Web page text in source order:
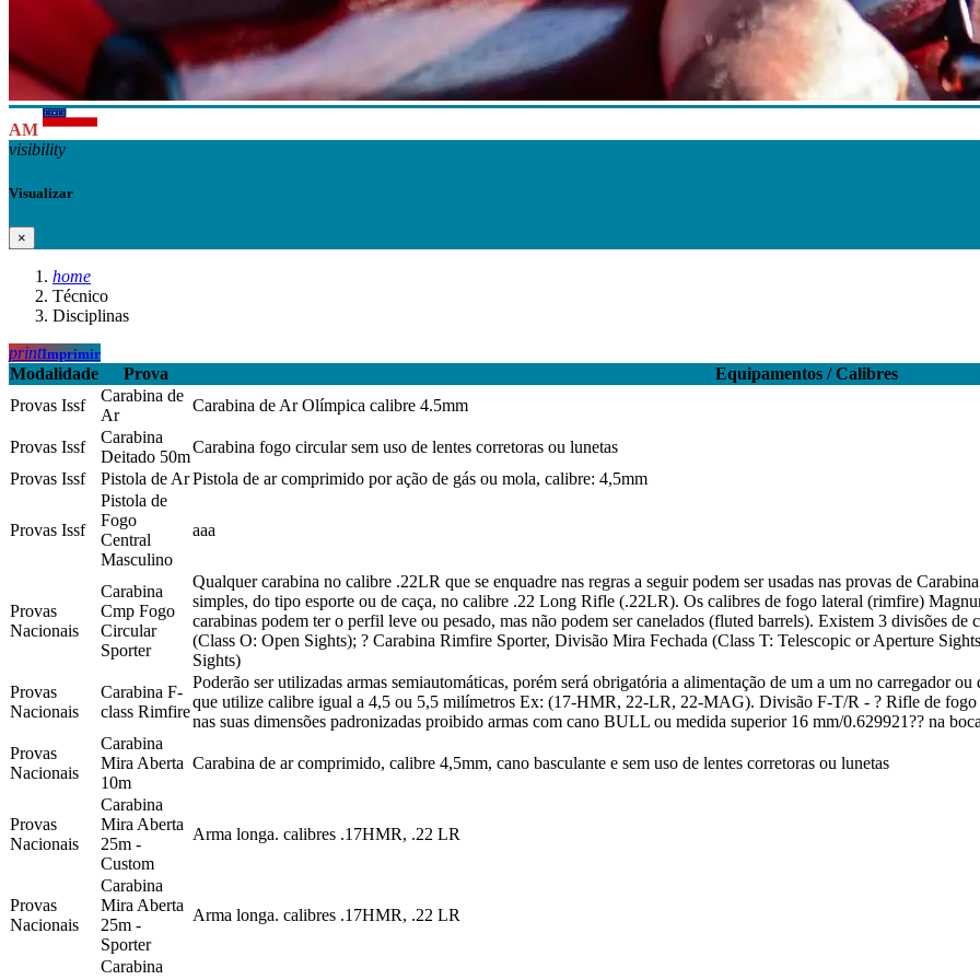
AM
visibility
Visualizar
×
home
Técnico
Disciplinas
printImprimir
Modalidade Prova
Equipamentos / Calibres
Provas Issf
Carabina de
Ar
Carabina de Ar Olímpica calibre 4.5mm
Provas Issf
Carabina
Deitado 50m
Carabina fogo circular sem uso de lentes corretoras ou lunetas
Provas Issf
Pistola de ArPistola de ar comprimido por ação de gás ou mola, calibre: 4,5mm
Provas Issf
Pistola de
Fogo
Central
Masculino
aaa
Provas
Nacionais
Carabina
Cmp Fogo
Circular
Sporter
Qualquer carabina no calibre .22LR que se enquadre nas regras a seguir podem ser usadas nas provas de
simples, do tipo esporte ou de caça, no calibre .22 Long Rifle (.22LR). Os calibres de fogo lateral (rimfire)
carabinas podem ter o perfil leve ou pesado, mas não podem ser canelados (fluted barrels). Existem 3 divisões
(Class O: Open Sights); ? Carabina Rimfire Sporter, Divisão Mira Fechada (Class T: Telescopic or Aperture
Sights)
Provas
Nacionais
Carabina F-
class Rimfire
Poderão ser utilizadas armas semiautomáticas, porém será obrigatória a alimentação de um a um no carregador
que utilize calibre igual a 4,5 ou 5,5 milímetros Ex: (17-HMR, 22-LR, 22-MAG). Divisão F-T/R - ? Rifle de fogo
nas suas dimensões padronizadas proibido armas com cano BULL ou medida superior 16 mm/0.629921?? na
Provas
Nacionais
Carabina
Mira Aberta
10m
Carabina de ar comprimido, calibre 4,5mm, cano basculante e sem uso de lentes corretoras ou lunetas
Provas
Nacionais
Carabina
Mira Aberta
25m -
Custom
Arma longa. calibres .17HMR, .22 LR
Provas
Nacionais
Carabina
Mira Aberta
25m -
Sporter
Arma longa. calibres .17HMR, .22 LR
Carabina